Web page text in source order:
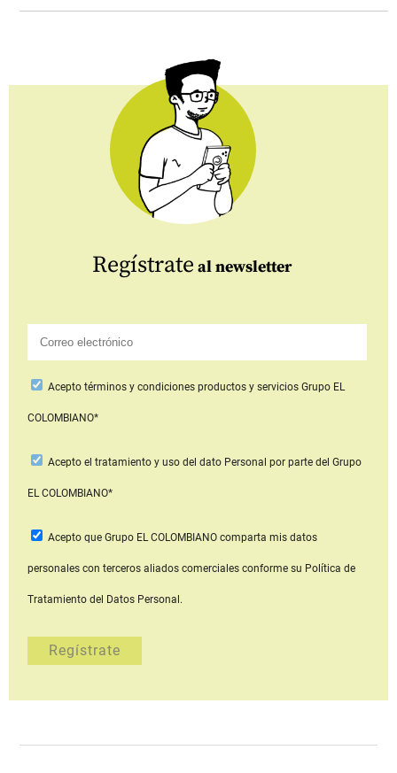
Regístrate al newsletter
Aceptotérminos y condiciones productos y serviciosGrupo EL
COLOMBIANO*
Acepto el tratamiento y uso del dato Personal por parte del Grupo
EL COLOMBIANO*
Acepto que Grupo EL COLOMBIANOcomparta mis datos
personales con terceros aliados comerciales conforme su Política de
Tratamiento del Datos Personal.